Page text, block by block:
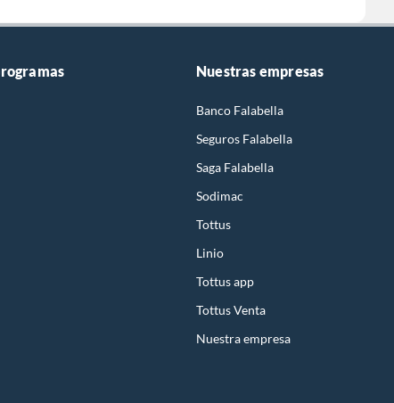
Nuestras empresas
Banco Falabella
Seguros Falabella
Saga Falabella
Sodimac
Tottus
Linio
Tottus app
Tottus Venta
Nuestra empresa